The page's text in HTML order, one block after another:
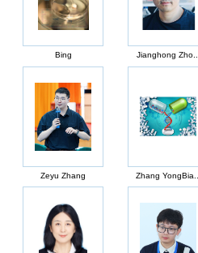
Bing Jianghong Zho...
Zeyu Zhang Zhang YongBia...